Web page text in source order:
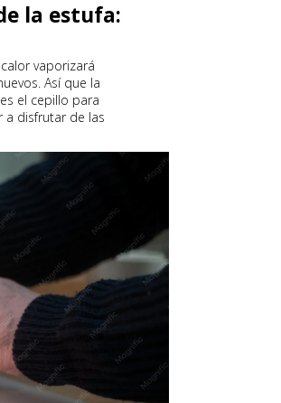
la estufa:
calor vaporizará
Así que la
el cepillo para
a disfrutar de las